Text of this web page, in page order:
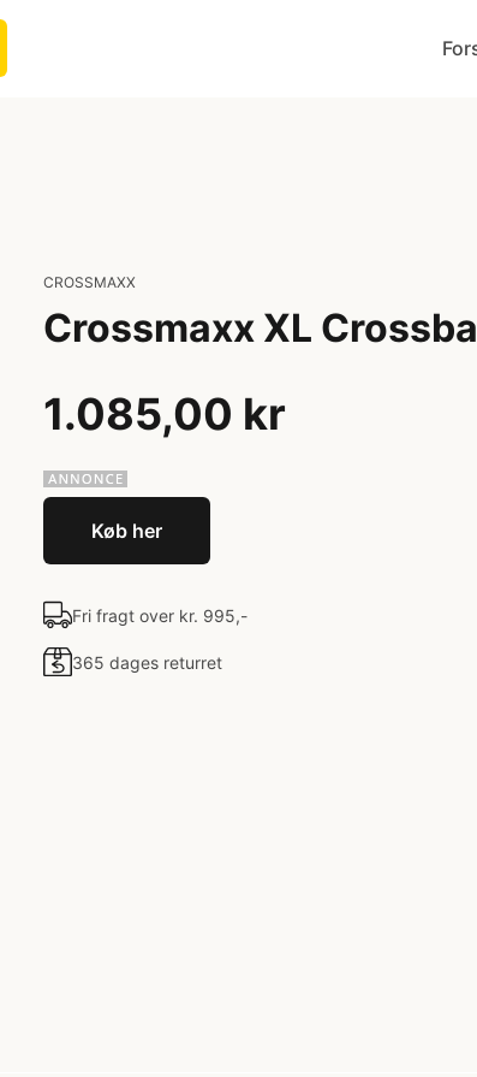
CROSSMAXX
Crossmaxx XL
1.085,00 kr
Køb her
Fri fragt over kr. 995,-
365 dages returret